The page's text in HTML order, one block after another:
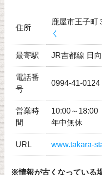
住所
鹿屋市王子町
く
最寄駅 JR吉都線 日
電話番
号
0994-41-0124
営業時
間
10:00～
年中無休
URL www.takara-
※情報が古くなっている